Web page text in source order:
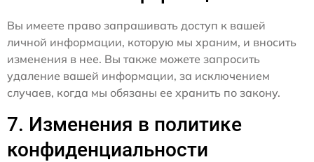
Вы имеете право запрашивать доступ к вашей
личной информации, которую мы храним, и вносить
изменения в нее. Вы также можете запросить
удаление вашей информации, за исключением
случаев, когда мы обязаны ее хранить по закону.
7. Изменения в политике
конфиденциальности